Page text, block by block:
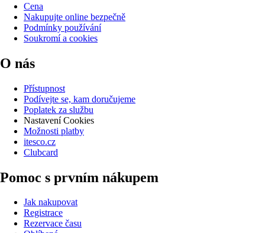
Cena
Nakupujte online bezpečně
Podmínky používání
Soukromí a cookies
O nás
Přístupnost
Podívejte se, kam doručujeme
Poplatek za službu
Nastavení Cookies
Možnosti platby
itesco.cz
Clubcard
Pomoc s prvním nákupem
Jak nakupovat
Registrace
Rezervace času